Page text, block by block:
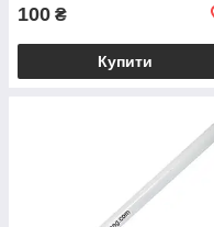
100 ₴
Купити